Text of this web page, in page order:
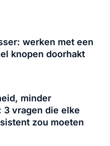
werken met een
knopen doorhakt
minder
3 vragen die elke
zou moeten